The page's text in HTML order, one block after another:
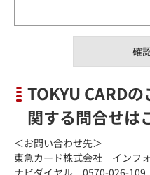
TOKYU CARD
関する問合せは
＜お問い合わせ先＞
東急カード株式会社 インフ